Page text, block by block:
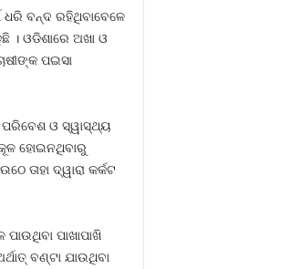
ଧରି ବନ୍ଦ ରହିଥିବାବେଳେ
। ଓଡିଶାରେ ଅଖା ଓ
ପଇସା
ଓ ସ୍ୱାସ୍ଥ୍ୟ
ହୋଇନଥିବାରୁ
ତାହା ଦ୍ୱାରା କର୍କଟ
ପାଖାପାଖି
ବଣ୍ଟା ଯାଉଥିବା